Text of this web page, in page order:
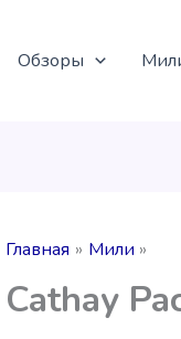
Обзоры
Главная Мили
Cathay